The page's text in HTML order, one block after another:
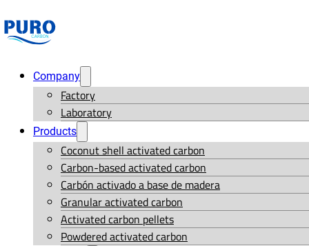
Company
Factory
Laboratory
Products
Coconut shell activated carbon
Carbon-based activated carbon
Carbón activado a base de madera
Granular activated carbon
Activated carbon pellets
Powdered activated carbon